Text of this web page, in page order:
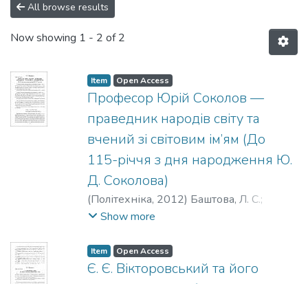
All browse results
Now showing 1 - 2 of 2
Item Open Access
Професор Юрій Соколов —
праведник народів світу та
вчений зі світовим ім’ям (До
115-річчя з дня народження Ю.
Д. Соколова)
(Політехніка, 2012) Баштова, Л. С.;
Bashtova, L.;Баштовая, Л. С.
Show more
Item Open Access
Є. Є. Вікторовський та його